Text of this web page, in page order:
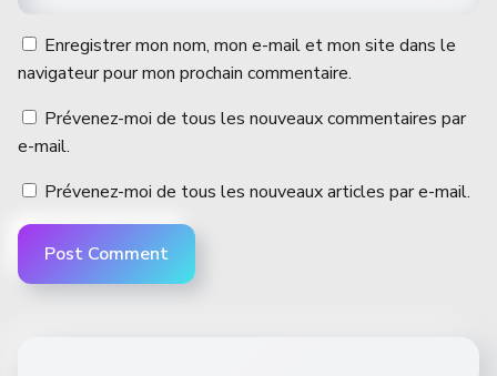
Enregistrer mon nom, mon e-mail et mon site dans le
navigateur pour mon prochain commentaire.
Prévenez-moi de tous les nouveaux commentaires par
e-mail.
Prévenez-moi de tous les nouveaux articles par e-mail.